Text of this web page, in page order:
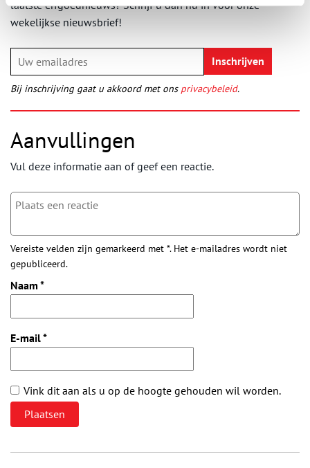
laatste erfgoednieuws? Schrijf u dan nu in voor onze
wekelijkse nieuwsbrief!
Bij inschrijving gaat u akkoord met ons privacybeleid.
Aanvullingen
Vul deze informatie aan of geef een reactie.
Vereiste velden zijn gemarkeerd met *. Het e-mailadres wordt niet
gepubliceerd.
Naam *
E-mail*
Vink dit aan als u op de hoogte gehouden wil worden.